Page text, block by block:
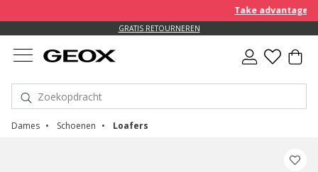
Take advantage
GRATIS RETOURNEREN
Dames Schoenen Loafers